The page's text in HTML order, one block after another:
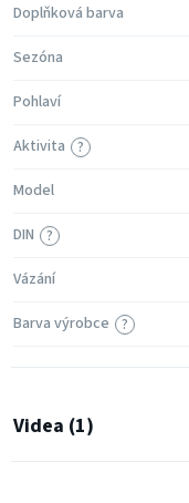
Doplňková barva
Sezóna
Pohlaví
?
Aktivita
Model
?
DIN
Vázání
?
Barva výrobce
Videa (1)